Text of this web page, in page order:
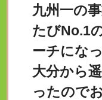
九州一の
たびNo.1
ーチにな
大分から
ったので